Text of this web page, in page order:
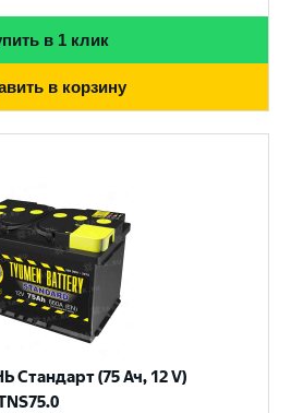
в 1 клик
в корзину
(75 Ач, 12 V)